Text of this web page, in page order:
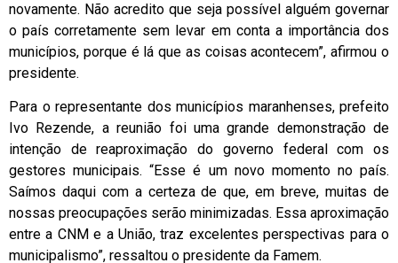
novamente. Não acredito que seja possível alguém governar
o país corretamente sem levar em conta a importância dos
municípios, porque é lá que as coisas acontecem”, afirmou o
presidente.
Para o representante dos municípios maranhenses, prefeito
Ivo Rezende, a reunião foi uma grande demonstração de
intenção de reaproximação do governo federal com os
gestores municipais. “Esse é um novo momento no país.
Saímos daqui com a certeza de que, em breve, muitas de
nossas preocupações serão minimizadas. Essa aproximação
entre a CNM e a União, traz excelentes perspectivas para o
municipalismo”, ressaltou o presidente da Famem.